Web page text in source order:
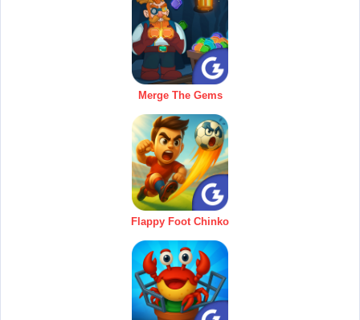
Merge The Gems
Flappy Foot Chinko